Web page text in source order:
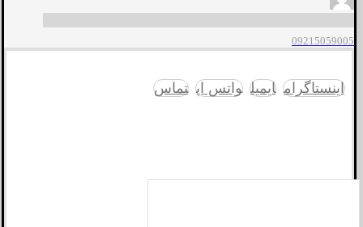
09215059005
اینستاگرام ایمیل واتس اپ تماس